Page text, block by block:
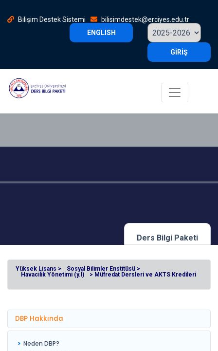
Bilişim Destek Sistemi
bilisimdestek@erciyes.edu.tr
ENGLISH
GİRİŞ
Ders Bilgi Paketi
Yüksek Lisans >
Sosyal Bilimler Enstitüsü >
Havacilik Yönetimi (y.l)
> Müfredat Dersleri ve AKTS Kredileri
DBP Hakkında
Neden DBP?